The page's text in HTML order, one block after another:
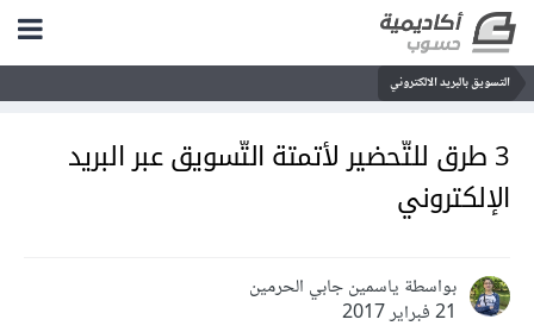
التسويق بالبريد الالكتروني
3 طرق للتّحضير لأتمتة التّسويق عبر البريد
الإلكتروني
بواسطة ياسمين جابي الحرمين
21 فبراير 2017